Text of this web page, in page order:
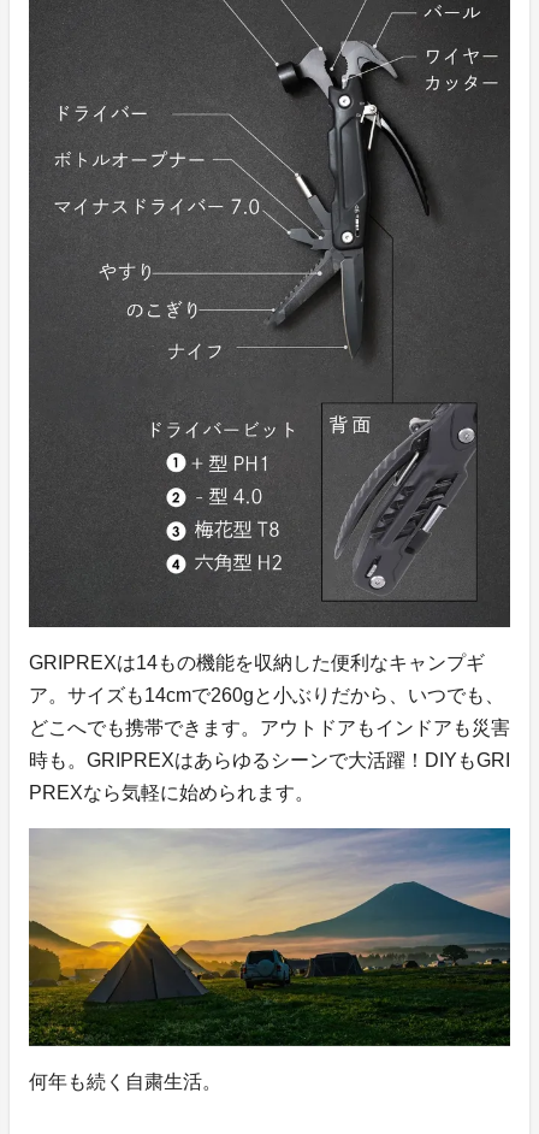
GRIPREXは14もの機能を収納した便利なキャンプギ
ア。サイズも14cmで260gと小ぶりだから、いつでも、
どこへでも携帯できます。アウトドアもインドアも災害
時も。GRIPREXはあらゆるシーンで大活躍！DIYもGRI
PREXなら気軽に始められます。
何年も続く自粛生活。